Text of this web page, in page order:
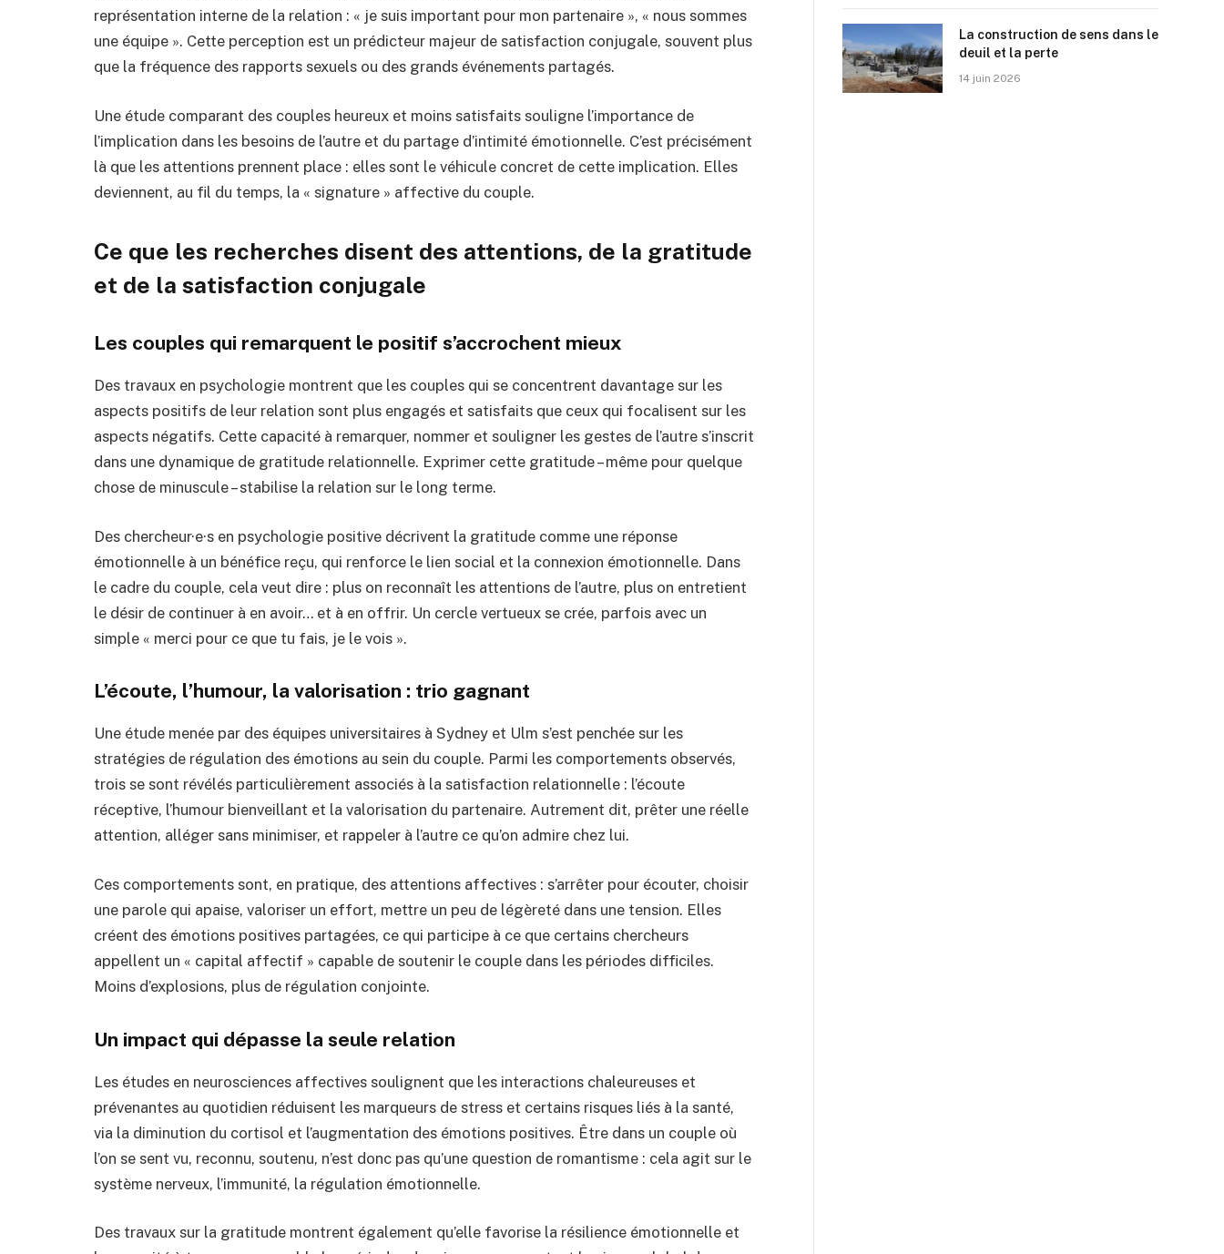
représentation interne de la relation : « je suis important pour mon partenaire », « nous sommes
une équipe ». Cette perception est un prédicteur majeur de satisfaction conjugale, souvent plus
que la fréquence des rapports sexuels ou des grands événements partagés.
Une étude comparant des couples heureux et moins satisfaits souligne l’importance de
l’implication dans les besoins de l’autre et du partage d’intimité émotionnelle. C’est précisément
là que les attentions prennent place : elles sont le véhicule concret de cette implication. Elles
deviennent, au fil du temps, la « signature » affective du couple.
Ce que les recherches disent des attentions, de la gratitude
et de la satisfaction conjugale
Les couples qui remarquent le positif s’accrochent mieux
Des travaux en psychologie montrent que les couples qui se concentrent davantage sur les
aspects positifs de leur relation sont plus engagés et satisfaits que ceux qui focalisent sur les
aspects négatifs. Cette capacité à remarquer, nommer et souligner les gestes de l’autre s’inscrit
dans une dynamique de gratitude relationnelle. Exprimer cette gratitude – même pour quelque
chose de minuscule – stabilise la relation sur le long terme.
Des chercheur·e·s en psychologie positive décrivent la gratitude comme une réponse
émotionnelle à un bénéfice reçu, qui renforce le lien social et la connexion émotionnelle. Dans
le cadre du couple, cela veut dire : plus on reconnaît les attentions de l’autre, plus on entretient
le désir de continuer à en avoir… et à en offrir. Un cercle vertueux se crée, parfois avec un
simple « merci pour ce que tu fais, je le vois ».
L’écoute, l’humour, la valorisation : trio gagnant
Une étude menée par des équipes universitaires à Sydney et Ulm s’est penchée sur les
stratégies de régulation des émotions au sein du couple. Parmi les comportements observés,
trois se sont révélés particulièrement associés à la satisfaction relationnelle : l’écoute
réceptive, l’humour bienveillant et la valorisation du partenaire. Autrement dit, prêter une réelle
attention, alléger sans minimiser, et rappeler à l’autre ce qu’on admire chez lui.
Ces comportements sont, en pratique, des attentions affectives : s’arrêter pour écouter, choisir
une parole qui apaise, valoriser un effort, mettre un peu de légèreté dans une tension. Elles
créent des émotions positives partagées, ce qui participe à ce que certains chercheurs
appellent un « capital affectif » capable de soutenir le couple dans les périodes difficiles.
Moins d’explosions, plus de régulation conjointe.
Un impact qui dépasse la seule relation
Les études en neurosciences affectives soulignent que les interactions chaleureuses et
prévenantes au quotidien réduisent les marqueurs de stress et certains risques liés à la santé,
via la diminution du cortisol et l’augmentation des émotions positives. Être dans un couple où
l’on se sent vu, reconnu, soutenu, n’est donc pas qu’une question de romantisme : cela agit sur le
système nerveux, l’immunité, la régulation émotionnelle.
Des travaux sur la gratitude montrent également qu’elle favorise la résilience émotionnelle et
La construction de sens dans le
deuil et la perte
14 juin 2026